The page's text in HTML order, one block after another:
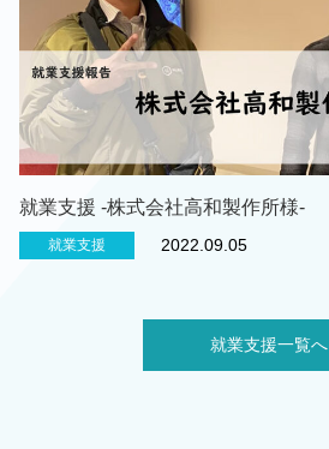
就業支援 -株式会社高和製作所様-
就業支援 2022.09.05
就業支援一覧へ